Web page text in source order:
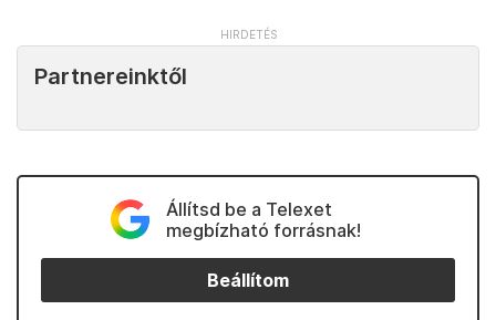
Partnereinktől
Állítsd be a Telexet
megbízható forrásnak!
Beállítom